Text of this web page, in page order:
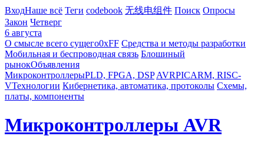
ВходНаше всё Теги codebook 无线电组件 Поиск Опросы
Закон Четверг
6 августа
О смысле всего сущего0xFF Средства и методы разработки
Мобильная и беспроводная связь Блошиный
рынокОбъявления
МикроконтроллерыPLD, FPGA, DSP AVRPICARM, RISC-
VТехнологии Кибернетика, автоматика, протоколы Схемы,
платы, компоненты
Микроконтроллеры AVR